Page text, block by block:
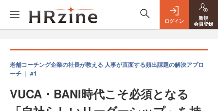
ログイン
新規
会員登録
老舗コーチング企業の社長が教える 人事が直面する頻出課題の解決アプロ
ーチ ｜ #1
VUCA・BANI時代こそ必須となる